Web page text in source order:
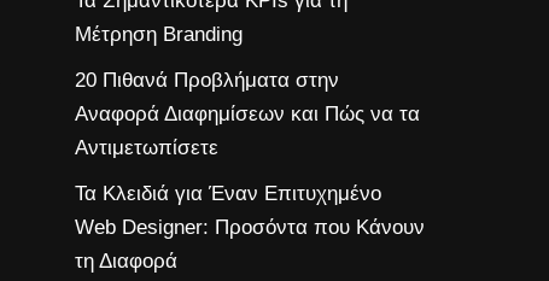
Μέτρηση Branding
20 Πιθανά Προβλήματα στην
Αναφορά Διαφημίσεων και Πώς να τα
Αντιμετωπίσετε
Τα Κλειδιά για Έναν Επιτυχημένο
Web Designer: Προσόντα που Κάνουν
τη Διαφορά